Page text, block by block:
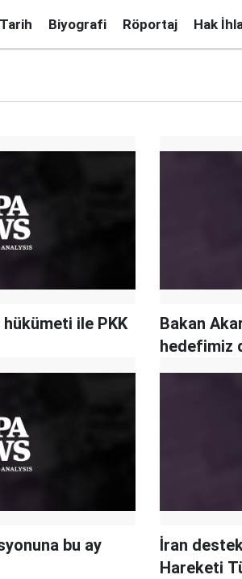
Tarih Biyografi Röportaj Hak
ile PKK
Bakan
hedefimiz
bu ay
İran
Hareketi